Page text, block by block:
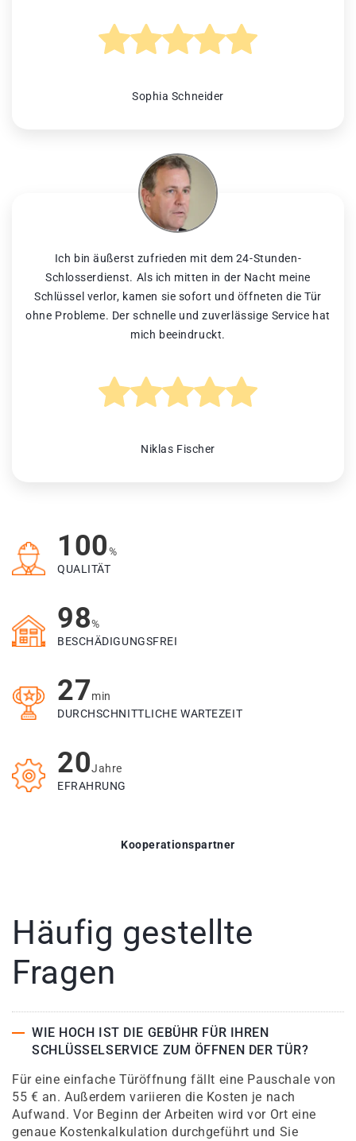
Sophia Schneider
Ich bin äußerst zufrieden mit dem 24-Stunden-
Schlosserdienst. Als ich mitten in der Nacht meine
Schlüssel verlor, kamen sie sofort und öffneten die Tür
ohne Probleme. Der schnelle und zuverlässige Service hat
mich beeindruckt.
Niklas Fischer
100%
QUALITÄT
98%
BESCHÄDIGUNGSFREI
27min
DURCHSCHNITTLICHE WARTEZEIT
20Jahre
EFRAHRUNG
Kooperationspartner
Häufig gestellte
Fragen
WIE HOCH IST DIE GEBÜHR FÜR IHREN
SCHLÜSSELSERVICE ZUM ÖFFNEN DER TÜR?
Für eine einfache Türöffnung fällt eine Pauschale von
55 € an. Außerdem variieren die Kosten je nach
Aufwand. Vor Beginn der Arbeiten wird vor Ort eine
genaue Kostenkalkulation durchgeführt und Sie